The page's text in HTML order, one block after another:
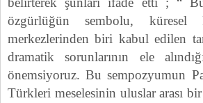
özgürlüğün sembolu,
merkezlerinden biri kabul edilen
dramatik sorunlarının ele
önemsiyoruz. Bu sempozyumun
Türkleri meselesinin uluslar arası